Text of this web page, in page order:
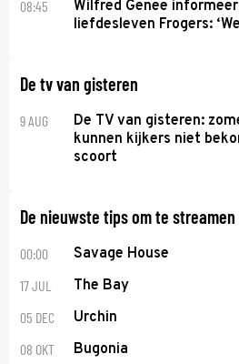
08:45
Wilfred Genee
liefdesleven Frogers:
De tv van gisteren
9 AUG
De TV van gisteren:
kunnen kijkers niet
scoort
De nieuwste tips om te streamen
00:00 Savage House
17 JUL The Bay
05 DEC Urchin
08 OKT Bugonia